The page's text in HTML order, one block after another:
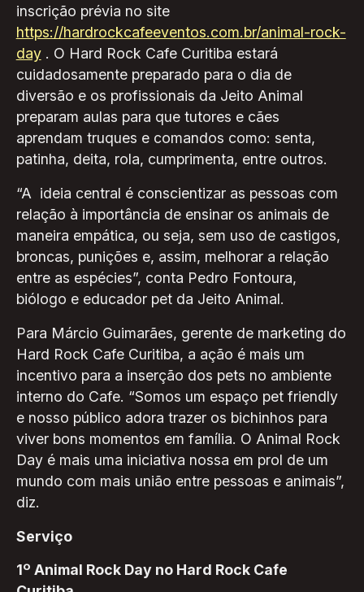
inscrição prévia no site
https://hardrockcafeeventos.com.br/animal-rock-
day. O Hard Rock Cafe Curitiba estará
cuidadosamente preparado para o dia de
diversão e os profissionais da Jeito Animal
preparam aulas para que tutores e cães
aprendam truques e comandos como: senta,
patinha, deita, rola, cumprimenta, entre outros.
“A ideia central é conscientizar as pessoas com
relação à importância de ensinar os animais de
maneira empática, ou seja, sem uso de castigos,
broncas, punições e, assim, melhorar a relação
entre as espécies”, conta Pedro Fontoura,
biólogo e educador pet da Jeito Animal.
Para Márcio Guimarães, gerente de marketing do
Hard Rock Cafe Curitiba, a ação é mais um
incentivo para a inserção dos pets no ambiente
interno do Cafe. “Somos um espaço pet friendly
e nosso público adora trazer os bichinhos para
viver bons momentos em família. O Animal Rock
Day é mais uma iniciativa nossa em prol de um
mundo com mais união entre pessoas e animais”,
diz.
Serviço
1º Animal Rock Day no Hard Rock Cafe